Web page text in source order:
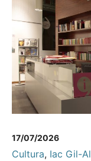
17/07/2026
Cultura, Iac Gil-